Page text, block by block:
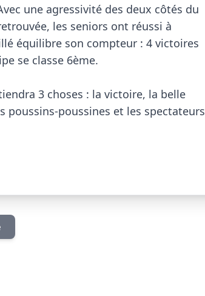
une agressivité des deux côtés du
les seniors ont réussi à
équilibre son compteur : 4 victoires
se classe 6ème.
3 choses : la victoire, la belle
poussins-poussines et les spectateurs
!